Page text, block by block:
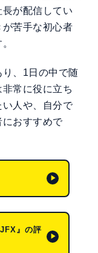
が配信してい
が苦手な初心者
、1日の中で随
常に役に立ち
い人や、自分で
におすすめで
』の評